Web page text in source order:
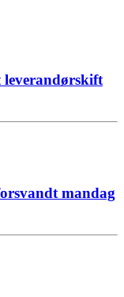
leverandørskift
mandag